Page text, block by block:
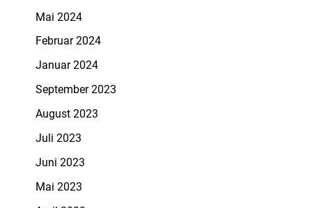
Mai 2024
Februar 2024
Januar 2024
September 2023
August 2023
Juli 2023
Juni 2023
Mai 2023